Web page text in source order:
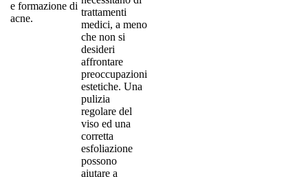
e formazione di
acne.
trattamenti
medici, a meno
che non si
desideri
affrontare
preoccupazioni
estetiche. Una
pulizia
regolare del
viso ed una
corretta
esfoliazione
possono
aiutare a